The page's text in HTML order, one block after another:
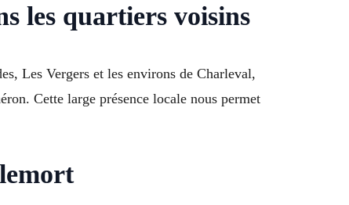
les quartiers voisins
Les Vergers et les environs de Charleval,
Cette large présence locale nous permet